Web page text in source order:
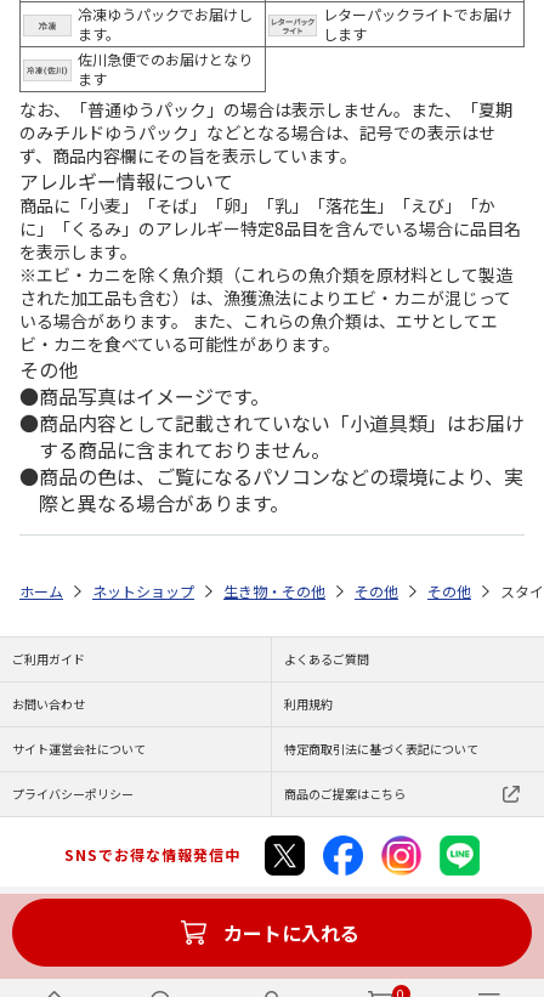
冷凍ゆうパックでお届けし
ます。
レターパックライトでお届け
します
佐川急便でのお届けとなり
ます
なお、「普通ゆうパック」の場合は表示しません。また、「夏期
のみチルドゆうパック」などとなる場合は、記号での表示はせ
ず、商品内容欄にその旨を表示しています。
アレルギー情報について
商品に「小麦」「そば」「卵」「乳」「落花生」「えび」「か
に」「くるみ」のアレルギー特定8品目を含んでいる場合に品目名
を表示します。
※エビ・カニを除く魚介類（これらの魚介類を原材料として製造
された加工品も含む）は、漁獲漁法によりエビ・カニが混じって
いる場合があります。 また、これらの魚介類は、エサとしてエ
ビ・カニを食べている可能性があります。
その他
商品写真はイメージです。
商品内容として記載されていない「小道具類」はお届け
する商品に含まれておりません。
商品の色は、ご覧になるパソコンなどの環境により、実
際と異なる場合があります。
カートに入れる
ホーム ネットショップ 生き物・その他 その他 その他 スタ
ご利用ガイド よくあるご質問
お問い合わせ 利用規約
サイト運営会社について 特定商取引法に基づく表記について
プライバシーポリシー 商品のご提案はこちら
SNSでお得な情報発信中